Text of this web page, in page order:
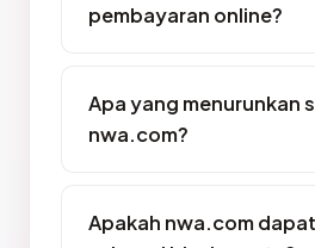
pembayaran online?
Apa yang menurunkan
nwa.com?
Apakah nwa.com